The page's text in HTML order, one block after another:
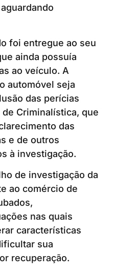
foi entregue ao seu
ainda possuía
ao veículo. A
automóvel seja
das perícias
Criminalística, que
das
e de outros
à investigação.
de investigação da
ao comércio de
nas quais
características
sua
recuperação.